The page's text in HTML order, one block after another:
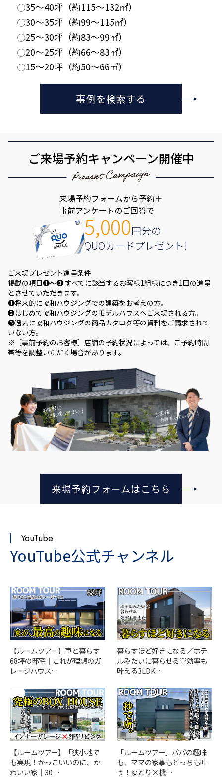
35〜40坪（約115〜132㎡）
30〜35坪（約99〜115㎡）
25〜30坪（約83〜99㎡）
20〜25坪（約66〜83㎡）
15〜20坪（約50〜66㎡）
事例を検索する
ご来場予約キャンペーン開催中
5,000円分の
QUOカードプレゼント!
来場予約フォームから予約＋
事前アンケートのご回答で
ご来場プレゼント進呈条件
掲載の項目❶～❸ すべてに該当するお客様1組様につき1回の進呈
とさせていただきます。
❶将来的に協和ハウジングでの建築をお考えの方。
❷はじめて協和ハウジングのモデルハウスへご来場される方。
❸過去に協和ハウジングの商品カタログ等の資料をご請求されて
いない方。
※［事前予約のお客様］店舗の予約状況によっては、ご予約時間
帯等を調整いただく場合があります。
来場予約フォームはこちら
YouTube
YouTube公式チャンネル
【ルームツアー】車と暮らす
68坪の邸宅｜これが理想のガ
レージハウス…
暮らすほど好きになる／ホテ
ルみたいに暮らせる♡効率も
叶える3LDK…
【ルームツアー】「狭小地で
も実現！かっこいいのに、か
わいい家｜30…
「ルームツアー」パパの趣味
も、ママの家事もどっちも叶
う！ゆとり×機…